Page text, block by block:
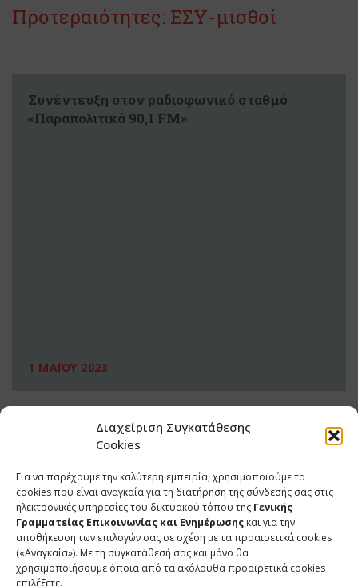
Διαχείριση Συγκατάθεσης
Cookies
Για να παρέχουμε την καλύτερη εμπειρία, χρησιμοποιούμε τα
cookies που είναι αναγκαία για τη διατήρηση της σύνδεσής σας στις
ηλεκτρονικές υπηρεσίες του δικτυακού τόπου της Γενικής
Γραμματείας Επικοινωνίας και Ενημέρωσης και για την
αποθήκευση των επιλογών σας σε σχέση με τα προαιρετικά cookies
(«Αναγκαία»). Με τη συγκατάθεσή σας και μόνο θα
χρησιμοποιήσουμε όποια από τα ακόλουθα προαιρετικά cookies
επιλέξετε.
Προτεραιότητες: ΕΣΥ-μισθοί
Συνέντευξη στον ραδιοφωνικό σταθμό
«Παραπολιτικά 90,1 FM»
1 ΜΑΪΟΥ 2023
ΕΠΙΚΟΙΝΩΝΙΑ